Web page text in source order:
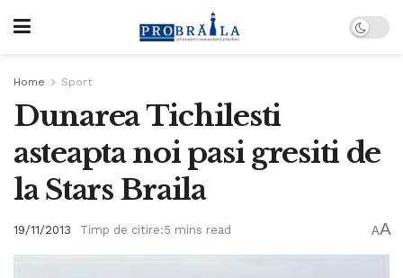
Home Sport
Dunarea Tichilesti
asteapta noi pasi gresiti de
la Stars Braila
19/11/2013 Timp de citire:5 mins read AA